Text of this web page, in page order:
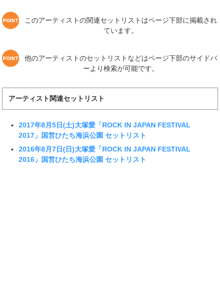
このアーティストの関連セットリストはページ下部に掲載され
ています。
他のアーティストのセットリストなどはページ下部のサイドバ
ーより検索が可能です。
アーティスト関連セットリスト
2017年8月5日(土)大塚愛「ROCK IN JAPAN FESTIVAL
2017」国営ひたち海浜公園 セットリスト
2016年8月7日(日)大塚愛「ROCK IN JAPAN FESTIVAL
2016」国営ひたち海浜公園 セットリスト